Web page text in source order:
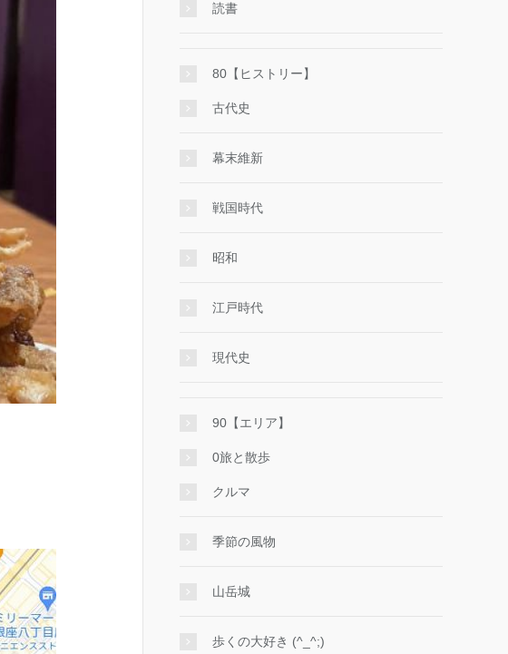
読書
80【ヒストリー】
古代史
幕末維新
戦国時代
昭和
江戸時代
現代史
90【エリア】
0旅と散歩
クルマ
季節の風物
山岳城
歩くの大好き (^_^;)